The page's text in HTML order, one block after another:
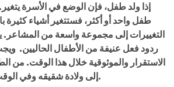
إذا ولد طفل، فإن الوضع في الأسرة
طفل واحد أو أكثر، فستتغير أشياء كثيرة
التغييرات إلى مجموعة واسعة من المشاعر.
ردود فعل عنيفة من الأطفال الحاليين.
الاستقرار والموثوقية خلال هذا الوقت. من
إلى ولادة شقيقه وفي الوقت نفسه يكون غير آمن.